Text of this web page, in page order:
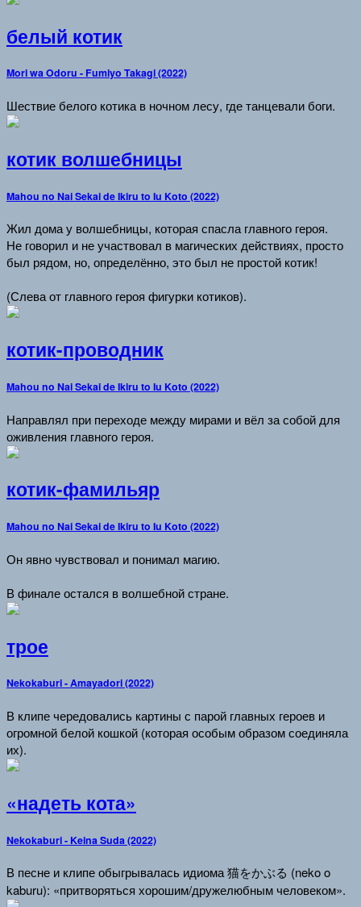
белый котик
Mori wa Odoru - Fumiyo Takagi (2022)
Шествие белого котика в ночном лесу, где танцевали боги.
котик волшебницы
Mahou no Nai Sekai de Ikiru to Iu Koto (2022)
Жил дома у волшебницы, которая спасла главного героя.
Не говорил и не участвовал в магических действиях, просто
был рядом, но, определённо, это был не простой котик!
(Слева от главного героя фигурки котиков).
котик-проводник
Mahou no Nai Sekai de Ikiru to Iu Koto (2022)
Направлял при переходе между мирами и вёл за собой для
оживления главного героя.
котик-фамильяр
Mahou no Nai Sekai de Ikiru to Iu Koto (2022)
Он явно чувствовал и понимал магию.
В финале остался в волшебной стране.
трое
Nekokaburi - Amayadori (2022)
В клипе чередовались картины с парой главных героев и
огромной белой кошкой (которая особым образом соединяла
их).
«надеть кота»
Nekokaburi - Keina Suda (2022)
В песне и клипе обыгрывалась идиома 猫をかぶる (neko o
kaburu): «притворяться хорошим/дружелюбным человеком».